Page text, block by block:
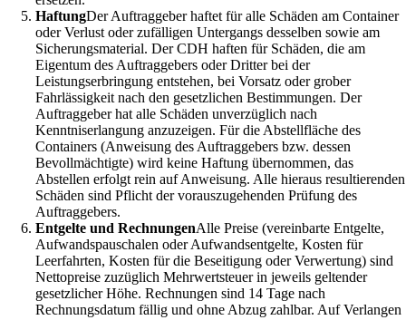
HaftungDer Auftraggeber haftet für alle Schäden am Container
oder Verlust oder zufälligen Untergangs desselben sowie am
Sicherungsmaterial. Der CDH haften für Schäden, die am
Eigentum des Auftraggebers oder Dritter bei der
Leistungserbringung entstehen, bei Vorsatz oder grober
Fahrlässigkeit nach den gesetzlichen Bestimmungen. Der
Auftraggeber hat alle Schäden unverzüglich nach
Kenntniserlangung anzuzeigen. Für die Abstellfläche des
Containers (Anweisung des Auftraggebers bzw. dessen
Bevollmächtigte) wird keine Haftung übernommen, das
Abstellen erfolgt rein auf Anweisung. Alle hieraus resultierenden
Schäden sind Pflicht der vorauszugehenden Prüfung des
Auftraggebers.
Entgelte und RechnungenAlle Preise (vereinbarte Entgelte,
Aufwandspauschalen oder Aufwandsentgelte, Kosten für
Leerfahrten, Kosten für die Beseitigung oder Verwertung) sind
Nettopreise zuzüglich Mehrwertsteuer in jeweils geltender
gesetzlicher Höhe. Rechnungen sind 14 Tage nach
Rechnungsdatum fällig und ohne Abzug zahlbar. Auf Verlangen